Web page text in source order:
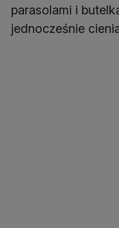
parasolami i
jednocześnie